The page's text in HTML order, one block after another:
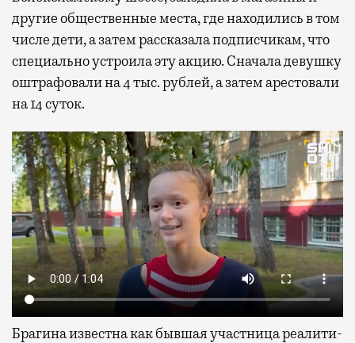
другие общественные места, где находились в том
числе дети, а затем рассказала подписчикам, что
специально устроила эту акцию. Сначала девушку
оштрафовали на 4 тыс. рублей, а затем арестовали
на 14 суток.
Брагина известна как бывшая участница реалити-